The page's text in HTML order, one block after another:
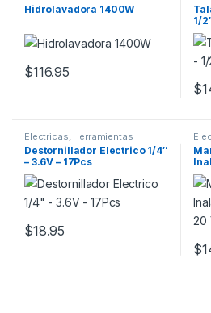
Hidrolavadora 1400W
$116.95
1/
$
Electricas Herramientas
Destornillador Electrico 1/4″
– 3.6V – 17Pcs
$18.95
20 V
$